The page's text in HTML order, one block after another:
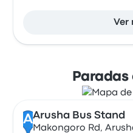
Ver
Paradas
AArusha Bus Stand
Makongoro Rd,